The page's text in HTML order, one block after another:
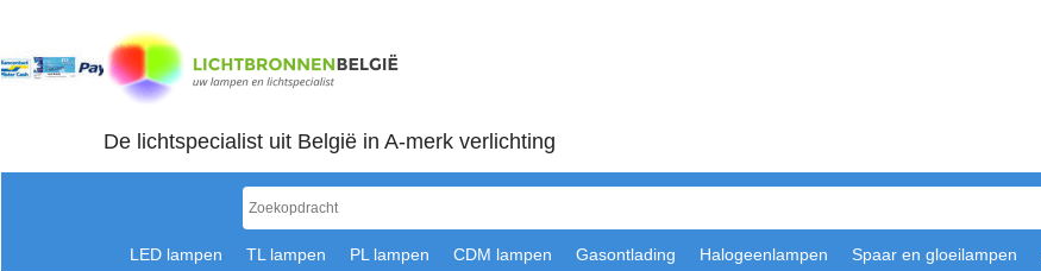
De lichtspecialist uit België in A-merk verlichting
LED lampen TL lampen PL lampen CDM lampen Gasontlading Halogeenlampen Spaar en gloeilampen